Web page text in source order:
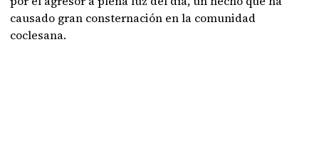
causado gran consternación en la comunidad
coclesana.